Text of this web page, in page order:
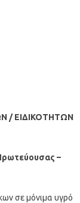
/ ΕΙΔΙΚΟΤΗΤΩΝ
–
σε μόνιμα υγρό